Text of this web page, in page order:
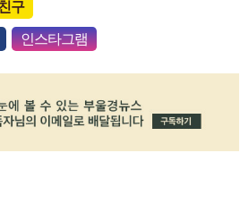
구
인스타그램